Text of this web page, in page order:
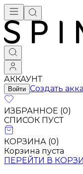
АККАУНТ
Войти Создать
ИЗБРАННОЕ (0)
СПИСОК ПУСТ
КОРЗИНА (0)
Корзина пуста
ПЕРЕЙТИ В